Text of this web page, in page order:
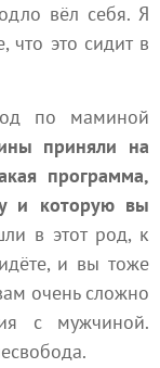
вёл себя. Я
что это сидит в
по маминой
приняли на
программа,
и которую вы
в этот род, к
и вы тоже
очень сложно
с мужчиной.